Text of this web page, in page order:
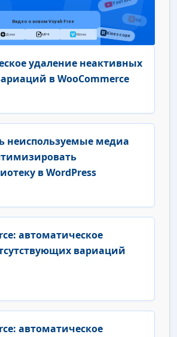
удаление неактивных
в WooCommerce
неиспользуемые медиа
в WordPress
автоматическое
вариаций
автоматическое